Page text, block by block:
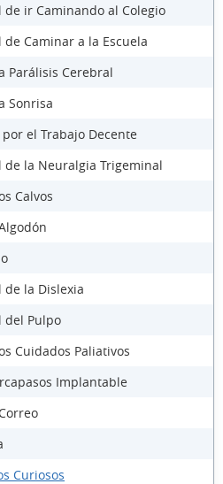
ir Caminando al Colegio
Caminar a la Escuela
Parálisis Cerebral
Sonrisa
el Trabajo Decente
de la Neuralgia Trigeminal
Calvos
la Dislexia
del Pulpo
Cuidados Paliativos
Implantable
Curiosos